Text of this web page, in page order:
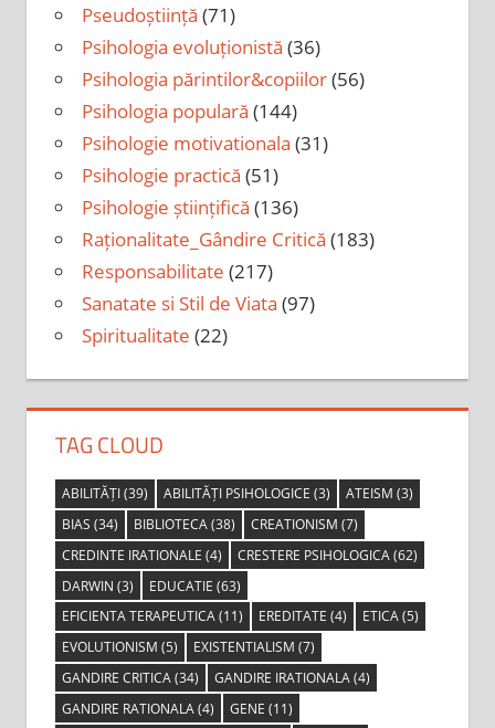
Pseudoștiință (71)
Psihologia evoluționistă (36)
Psihologia părintilor&copiilor(56)
Psihologia populară (144)
Psihologie motivationala (31)
Psihologie practică (51)
Psihologie științifică (136)
Raționalitate_Gândire Critică (183)
Responsabilitate (217)
Sanatate si Stil de Viata (97)
Spiritualitate (22)
TAG CLOUD
ABILITĂȚI(39) ABILITĂȚI PSIHOLOGICE (3) ATEISM (3)
BIAS (34) BIBLIOTECA(38) CREATIONISM (7)
CREDINTE IRATIONALE (4) CRESTERE PSIHOLOGICA(62)
DARWIN (3) EDUCATIE (63)
EFICIENTA TERAPEUTICA(11) EREDITATE (4) ETICA(5)
EVOLUTIONISM (5) EXISTENTIALISM (7)
GANDIRE CRITICA(34) GANDIRE IRATIONALA(4)
GANDIRE RATIONALA(4) GENE (11)